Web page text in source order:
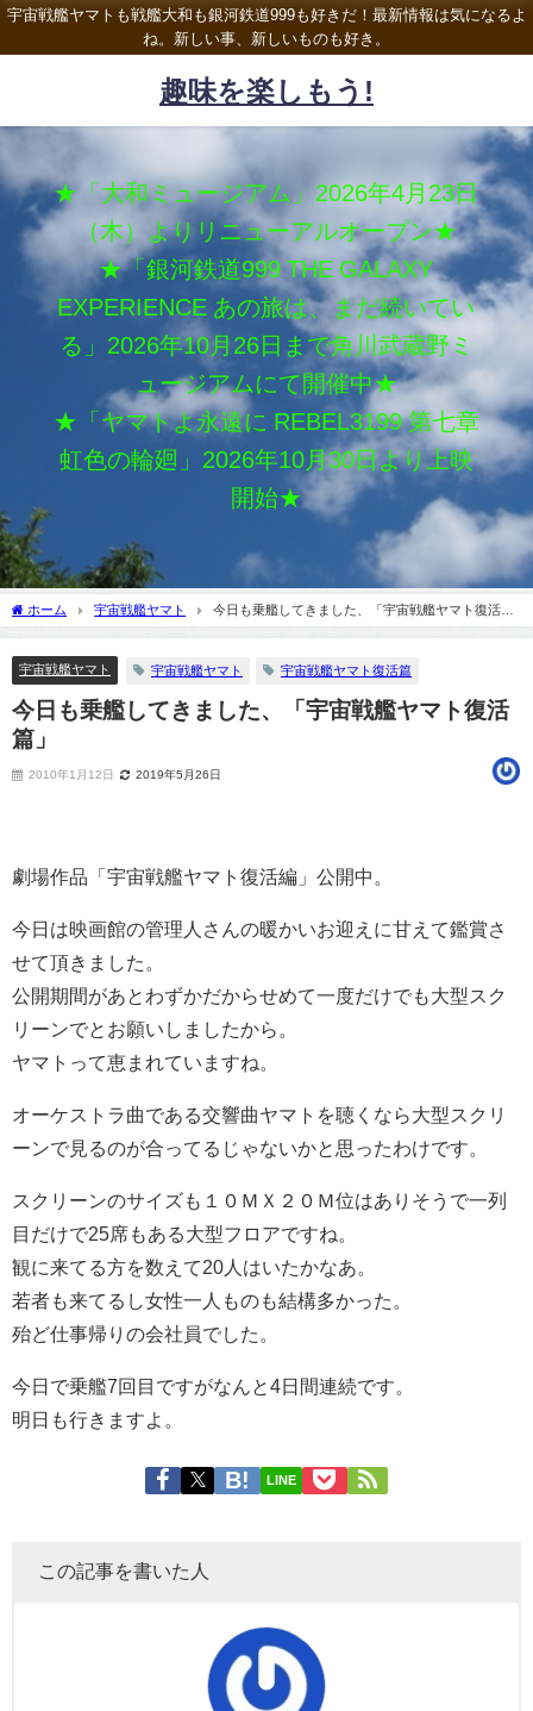
宇宙戦艦ヤマトも戦艦大和も銀河鉄道999も好きだ！最新情報は気になるよ
ね。新しい事、新しいものも好き。
趣味を楽しもう!
★「大和ミュージアム」2026年4月23日
（木）よりリニューアルオープン★
★「銀河鉄道999 THE GALAXY
EXPERIENCE あの旅は、まだ続いてい
る」2026年10月26日まで角川武蔵野ミ
ュージアムにて開催中★
★「ヤマトよ永遠に REBEL3199 第七章
虹色の輪廻」2026年10月30日より上映
開始★
ホーム 宇宙戦艦ヤマト
今日も乗艦してきました、「宇宙戦艦ヤマト復活
宇宙戦艦ヤマト 宇宙戦艦ヤマト 宇宙戦艦ヤマト復活篇
今日も乗艦してきました、「宇宙戦艦ヤマト復活
篇」
2010年1月12日 2019年5月26日
劇場作品「宇宙戦艦ヤマト復活編」公開中。
今日は映画館の管理人さんの暖かいお迎えに甘えて鑑賞さ
せて頂きました。
公開期間があとわずかだからせめて一度だけでも大型スク
リーンでとお願いしましたから。
ヤマトって恵まれていますね。
オーケストラ曲である交響曲ヤマトを聴くなら大型スクリ
ーンで見るのが合ってるじゃないかと思ったわけです。
スクリーンのサイズも１０ＭＸ２０Ｍ位はありそうで一列
目だけで25席もある大型フロアですね。
観に来てる方を数えて20人はいたかなあ。
若者も来てるし女性一人ものも結構多かった。
殆ど仕事帰りの会社員でした。
今日で乗艦7回目ですがなんと4日間連続です。
明日も行きますよ。
LINE
この記事を書いた人